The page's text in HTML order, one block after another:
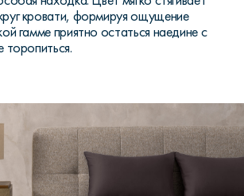
кровати, формируя ощущение
гамме приятно остаться наедине с
торопиться.